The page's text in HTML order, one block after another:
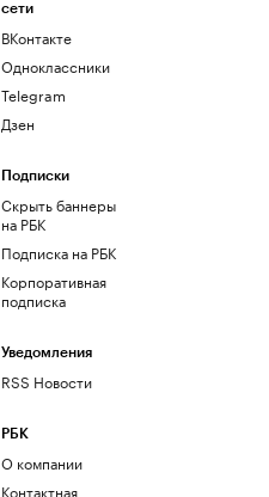
сети
ВКонтакте
Одноклассники
Telegram
Дзен
Подписки
Скрыть баннеры
на РБК
Подписка на РБК
Корпоративная
подписка
Уведомления
RSS Новости
РБК
О компании
Контактная